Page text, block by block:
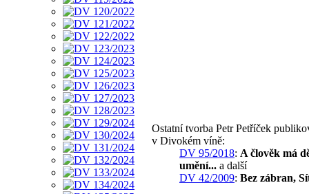
Ostatní tvorba Petr Petříček
v Divokém víně:
DV 95/2018: A člověk má
umění... a další
DV 42/2009: Bez zábran,